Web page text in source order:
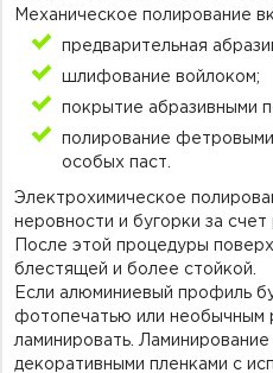
Механическое полирование
предварительная
шлифование войлоком;
покрытие абразивными
полирование фетровыми
особых паст.
Электрохимическое
неровности и бугорки за
После этой процедуры
блестящей и более стойкой.
Если алюминиевый профиль
фотопечатью или необычным
ламинировать. Ламинирование
декоративными пленками с